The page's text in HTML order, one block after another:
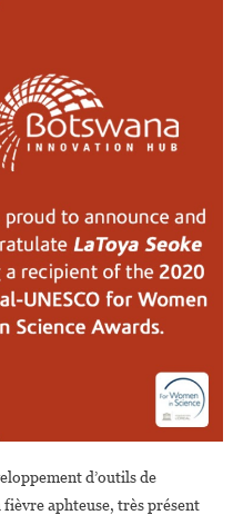
d’outils de
aphteuse, très présent